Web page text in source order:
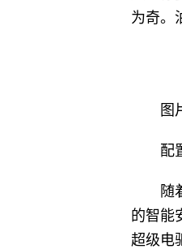
为奇。
图
配
随
的智能
超级电